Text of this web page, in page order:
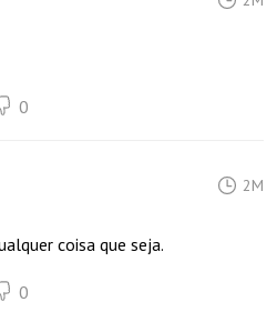
0
2M
coisa que seja.
0